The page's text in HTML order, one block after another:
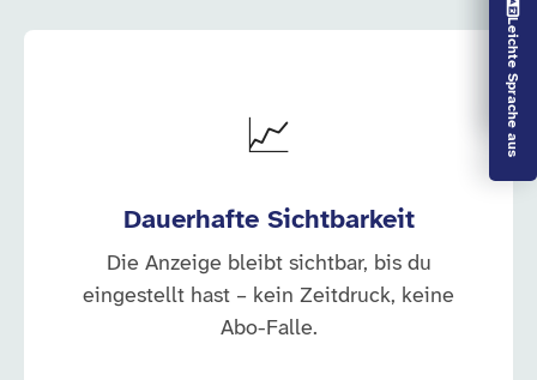
Vorlesen aus
Leichte Sprache aus
📈
Dauerhafte Sichtbarkeit
Die Anzeige bleibt sichtbar, bis du
eingestellt hast – kein Zeitdruck, keine
Abo-Falle.